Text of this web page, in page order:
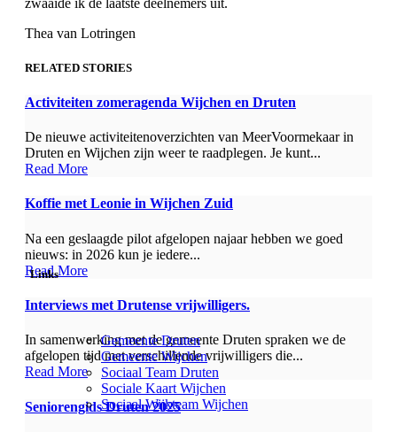
Thea van Lotringen
RELATED STORIES
Activiteiten zomeragenda Wijchen en Druten
De nieuwe activiteitenoverzichten van MeerVoormekaar in
Druten en Wijchen zijn weer te raadplegen. Je kunt...
Read More
Koffie met Leonie in Wijchen Zuid
Na een geslaagde pilot afgelopen najaar hebben we goed
nieuws: in 2026 kun je iedere...
Read More
Interviews met Drutense vrijwilligers.
In samenwerking met de gemeente Druten spraken we de
afgelopen tijd met verschillende vrijwilligers die...
Read More
Seniorengids Druten 2025
Links
Gemeente Druten
Gemeente Wijchen
Sociaal Team Druten
Sociale Kaart Wijchen
Sociaal Wijkteam Wijchen